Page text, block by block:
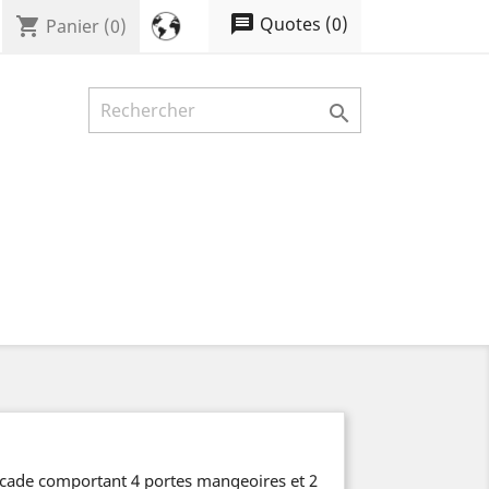
shopping_cart Panier (0) message Quotes (0)

comportant 4 portes mangeoires et 2